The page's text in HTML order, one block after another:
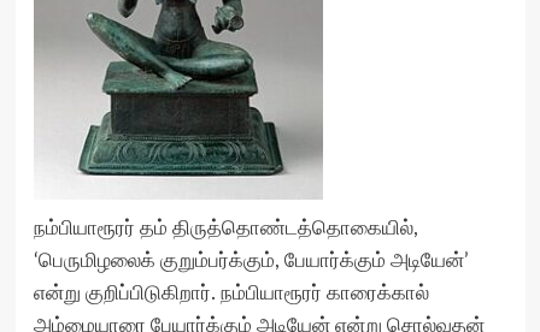
நம்பியாரூரர் தம் திருத்தொண்டத்தொகையில்,
‘பெருமிழலைக் குறும்பர்க்கும், பேயார்க்கும் அடியேன்’
என்று குறிப்பிடுகிறார். நம்பியாரூரர் காரைக்கால்
அம்மையாரை பேயார்க்கும் அடியேன் என்று சொல்வதன்